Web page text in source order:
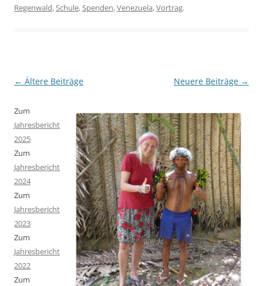
Regenwald,Schule,Spenden,Venezuela,Vortrag.
Beitragsnavigation
← Ältere Beiträge Neuere Beiträge →
Zum
Jahresbericht
2025
Zum
Jahresbericht
2024
Zum
Jahresbericht
2023
Zum
Jahresbericht
2022
Zum